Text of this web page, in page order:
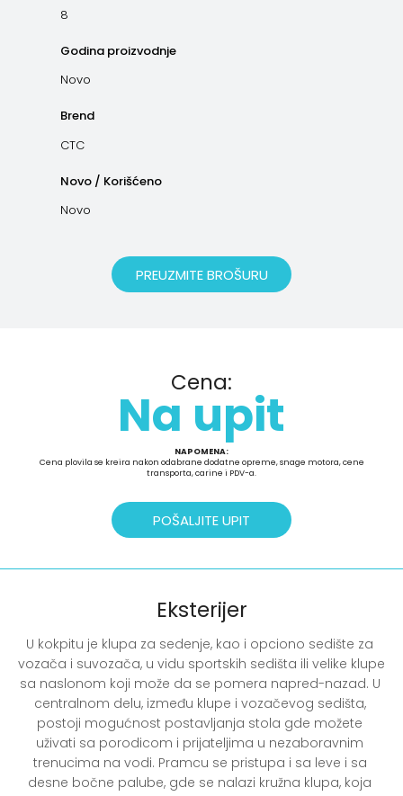
8
Godina proizvodnje
Novo
Brend
CTC
Novo / Korišćeno
Novo
PREUZMITE BROŠURU
Cena:
Na upit
NAPOMENA:
Cena plovila se kreira nakon odabrane dodatne opreme, snage motora, cene
transporta, carine i PDV-a.
POŠALJITE UPIT
Eksterijer
U kokpitu je klupa za sedenje, kao i opciono sedište za
vozača i suvozača, u vidu sportskih sedišta ili velike klupe
sa naslonom koji može da se pomera napred-nazad. U
centralnom delu, između klupe i vozačevog sedišta,
postoji mogućnost postavljanja stola gde možete
uživati sa porodicom i prijateljima u nezaboravnim
trenucima na vodi. Pramcu se pristupa i sa leve i sa
desne bočne palube, gde se nalazi kružna klupa, koja